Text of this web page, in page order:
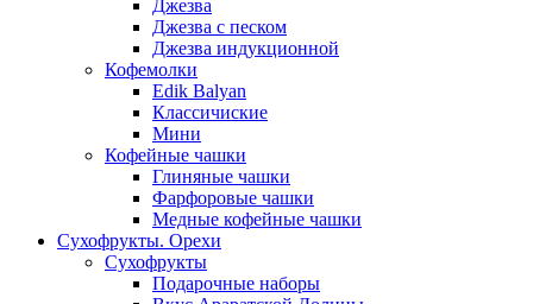
Джезва
Джезва с песком
Джезва индукционной
Кофемолки
Edik Balyan
Классичиские
Мини
Кофейные чашки
Глиняные чашки
Фарфоровые чашки
Медные кофейные чашки
Сухофрукты. Орехи
Сухофрукты
Подарочные наборы